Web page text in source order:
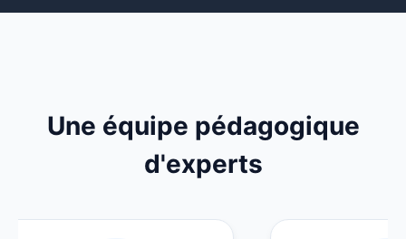
Une équipe pédagogique
d'experts